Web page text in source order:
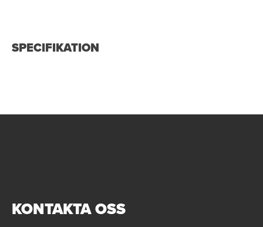
SPECIFIKATION
KONTAKTA OSS